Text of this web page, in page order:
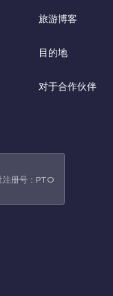
旅游博客
目的地
对于合作伙伴
注册号：РТО